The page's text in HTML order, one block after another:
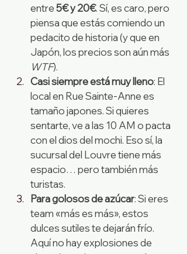
entre 5€ y 20€. Sí, es caro, pero
piensa que estás comiendo un
pedacito de historia (y que en
Japón, los precios son aún más
WTF).
Casi siempre está muy lleno: El
local en Rue Sainte-Anne es
tamaño japones. Si quieres
sentarte, ve a las 10 AM o pacta
con el dios del mochi. Eso sí, la
sucursal del Louvre tiene más
espacio… pero también más
turistas.
Para golosos de azúcar: Si eres
team «más es más», estos
dulces sutiles te dejarán frío.
Aquí no hay explosiones de